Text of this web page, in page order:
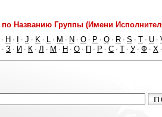
Названию Группы (Имени
· H · · J · K · L · M · N · O · P · Q · R · S · T · U ·
· З · И · К · Л · М · Н · О · П · Р · С · Т · У · Ф · Х